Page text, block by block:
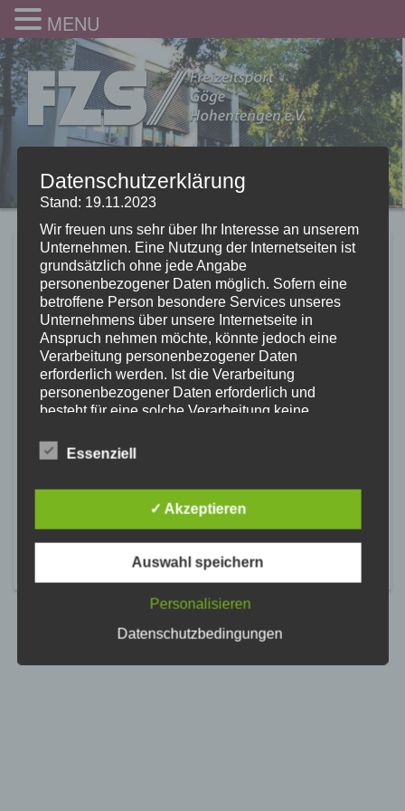
Fasching im
Kinderturnclub 2017
16.02.2017
MENU
Datenschutzerklärung
Stand: 19.11.2023
Wir freuen uns sehr über Ihr Interesse an unserem
Unternehmen. Eine Nutzung der Internetseiten ist
grundsätzlich ohne jede Angabe
personenbezogener Daten möglich. Sofern eine
betroffene Person besondere Services unseres
Unternehmens über unsere Internetseite in
Anspruch nehmen möchte, könnte jedoch eine
Verarbeitung personenbezogener Daten
erforderlich werden. Ist die Verarbeitung
personenbezogener Daten erforderlich und
besteht für eine solche Verarbeitung keine
Einwilligung der betroffenen Person ein.
beispielsweise des Namens, der Anschrift, E-Mail-
Adresse oder Telefonnummer einer betroffenen
Person, erfolgt stets im Einklang mit der
Datenschutz-Grundverordnung und in
Übereinstimmung mit den für uns geltenden
landesspezifischen Datenschutzbestimmungen.
Mittels dieser Datenschutzerklärung möchte unser
und Zweck der von uns erhobenen, genutzten und
Essenziell
✓ Akzeptieren
Auswahl speichern
Personalisieren
Datenschutzbedingungen